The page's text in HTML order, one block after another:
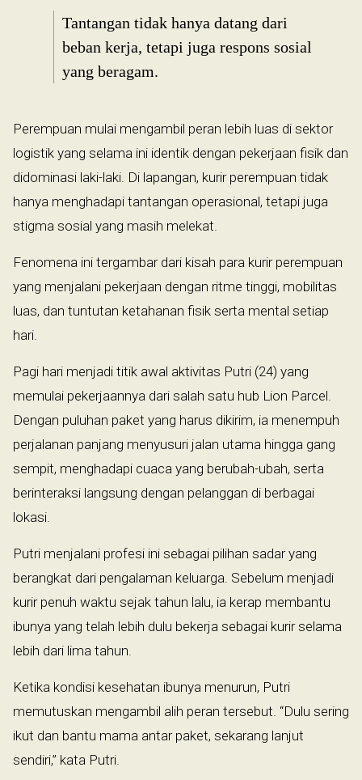
Tantangan tidak hanya datang dari
beban kerja, tetapi juga respons sosial
yang beragam.
Perempuan mulai mengambil peran lebih luas di sektor
logistik yang selama ini identik dengan pekerjaan fisik dan
didominasi laki-laki. Di lapangan, kurir perempuan tidak
hanya menghadapi tantangan operasional, tetapi juga
stigma sosial yang masih melekat.
Fenomena ini tergambar dari kisah para kurir perempuan
yang menjalani pekerjaan dengan ritme tinggi, mobilitas
luas, dan tuntutan ketahanan fisik serta mental setiap
hari.
Pagi hari menjadi titik awal aktivitas Putri (24) yang
memulai pekerjaannya dari salah satu hub Lion Parcel.
Dengan puluhan paket yang harus dikirim, ia menempuh
perjalanan panjang menyusuri jalan utama hingga gang
sempit, menghadapi cuaca yang berubah-ubah, serta
berinteraksi langsung dengan pelanggan di berbagai
lokasi.
Putri menjalani profesi ini sebagai pilihan sadar yang
berangkat dari pengalaman keluarga. Sebelum menjadi
kurir penuh waktu sejak tahun lalu, ia kerap membantu
ibunya yang telah lebih dulu bekerja sebagai kurir selama
lebih dari lima tahun.
Ketika kondisi kesehatan ibunya menurun, Putri
memutuskan mengambil alih peran tersebut. “Dulu sering
ikut dan bantu mama antar paket, sekarang lanjut
sendiri,” kata Putri.